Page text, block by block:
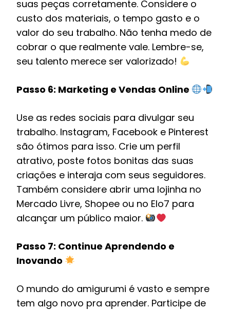
suas peças corretamente. Considere o
custo dos materiais, o tempo gasto e o
valor do seu trabalho. Não tenha medo de
cobrar o que realmente vale. Lembre-se,
seu talento merece ser valorizado!
Passo 6: Marketing e Vendas Online
Use as redes sociais para divulgar seu
trabalho. Instagram, Facebook e Pinterest
são ótimos para isso. Crie um perfil
atrativo, poste fotos bonitas das suas
criações e interaja com seus seguidores.
Também considere abrir uma lojinha no
Mercado Livre, Shopee ou no Elo7 para
alcançar um público maior.
Passo 7: Continue Aprendendo e
Inovando
O mundo do amigurumi é vasto e sempre
tem algo novo pra aprender. Participe de